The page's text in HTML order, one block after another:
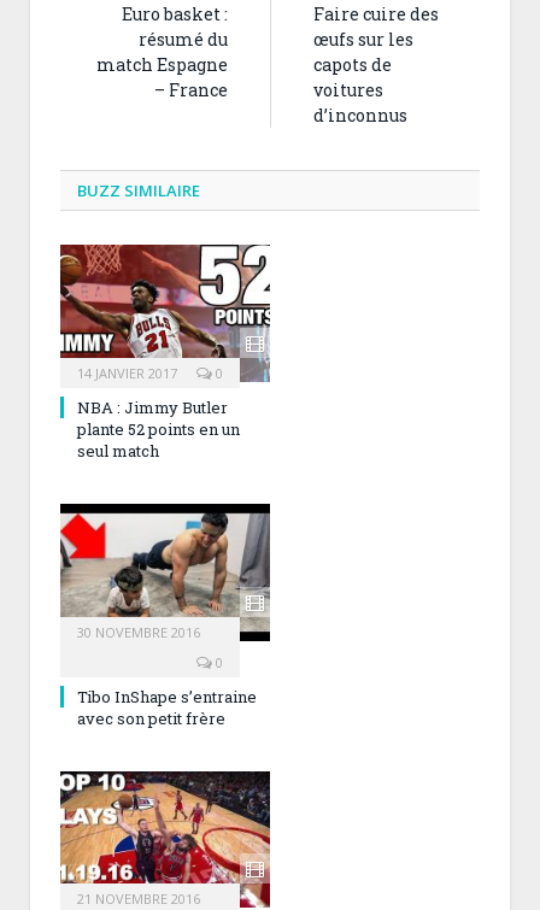
Euro basket :
résumé du
match Espagne
– France
Faire cuire des
œufs sur les
capots de
voitures
d’inconnus
BUZZ SIMILAIRE
14 JANVIER 2017 0
NBA : Jimmy Butler
plante 52 points en un
seul match
30 NOVEMBRE 2016
0
Tibo InShape s’entraine
avec son petit frère
21 NOVEMBRE 2016